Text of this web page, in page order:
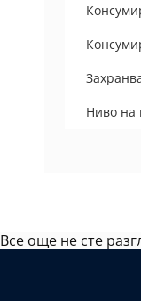
Ниво на
Все още не сте